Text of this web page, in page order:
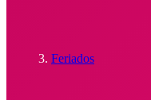
Feriados